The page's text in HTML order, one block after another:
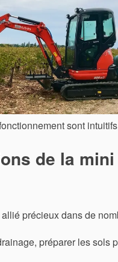
sont
de la
précieux dans de
préparer les sols